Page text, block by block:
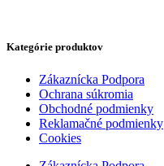
Kategórie produktov
Zákaznícka Podpora
Ochrana súkromia
Obchodné podmienky
Reklamačné podmienky
Cookies